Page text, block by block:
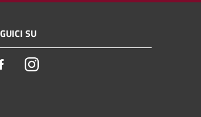
SU
FacebookInstagram